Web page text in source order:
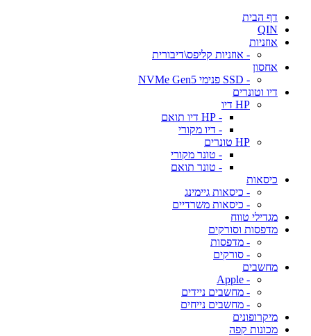
דף הבית
QIN
אוזניות
- אוזניות קליפס\דיבורית
אחסון
- SSD פנימי NVMe Gen5
דיו וטונרים
HP דיו
- HP דיו תואם
- דיו מקורי
HP טונרים
- טונר מקורי
- טונר תואם
כיסאות
- כיסאות גיימינג
- כיסאות משרדיים
מגדילי טווח
מדפסות וסורקים
- מדפסות
- סורקים
מחשבים
- Apple
- מחשבים ניידים
- מחשבים נייחים
מיקרופונים
מכונות קפה